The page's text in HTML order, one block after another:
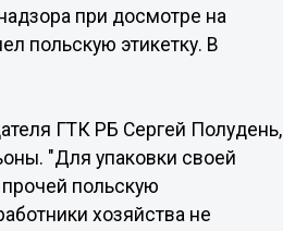
при досмотре на
польскую этикетку. В
ГТК РБ Сергей Полудень,
"Для упаковки своей
польскую
хозяйства не